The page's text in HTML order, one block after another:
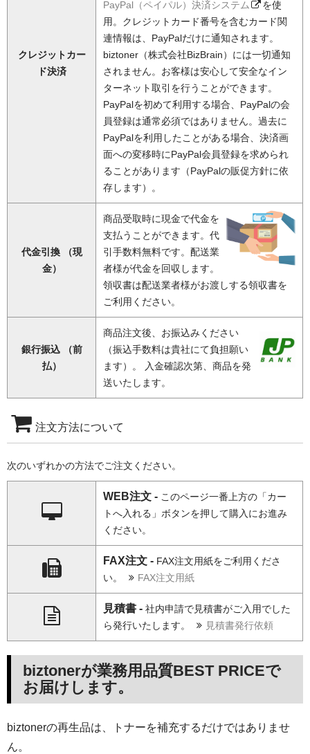
クレジットカー
ド決済
PayPal（ペイパル）決済システム
を使
用。クレジットカード番号を含むカード関
連情報は、PayPalだけに通知されます。
biztoner（株式会社BizBrain）には一切通知
されません。お客様は安心して安全なイン
ターネット取引を行うことができます。
PayPalを初めて利用する場合、PayPalの会
員登録は通常必須ではありません。過去に
PayPalを利用したことがある場合、決済画
面への変移時にPayPal会員登録を求められ
ることがあります（PayPalの販促方針に依
存します）。
代金引換 （現
金）
商品受取時に現金で代金を
支払うことができます。代
引手数料無料です。配送業
者様が代金を回収します。
領収書は配送業者様がお渡しする領収書を
ご利用ください。
銀行振込 （前
払）
商品注文後、お振込みください
（振込手数料は貴社にて負担願い
ます）。 入金確認次第、商品を発
送いたします。
注文方法について
次のいずれかの方法でご注文ください。
WEB注文 - このページ一番上方の「カー
トへ入れる」ボタンを押して購入にお進み
ください。
FAX注文 - FAX注文用紙をご利用くださ
い。
FAX注文用紙
見積書 - 社内申請で見積書がご入用でした
ら発行いたします。
見積書発行依頼
biztonerが業務用品質BEST PRICEで
お届けします。
biztonerの再生品は、トナーを補充するだけではありませ
ん。